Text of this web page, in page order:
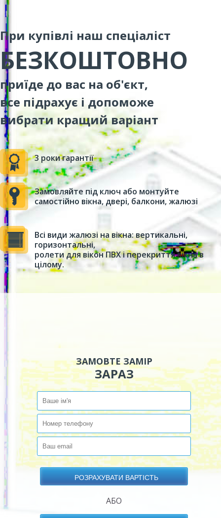
При купівлі наш спеціаліст
БЕЗКОШТОВНО
приїде до вас на об'єкт,
все підрахує і допоможе
вибрати кращий варіант
3 роки гарантії
Замовляйте під ключ або монтуйте
самостійно вікна, двері, балкони, жалюзі
Всі види жалюзі на вікна: вертикальні,
горизонтальні,
ролети для вікон ПВХ і перекриття вікна в
цілому.
ЗАМОВТЕ ЗАМІР
ЗАРАЗ
АБО